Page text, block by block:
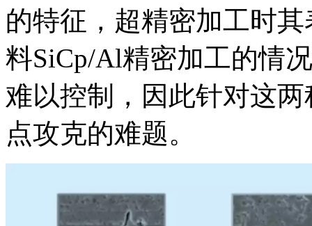
的特征，超精密加工时
料SiCp/Al精密加工的情
难以控制，因此针对这
点攻克的难题。